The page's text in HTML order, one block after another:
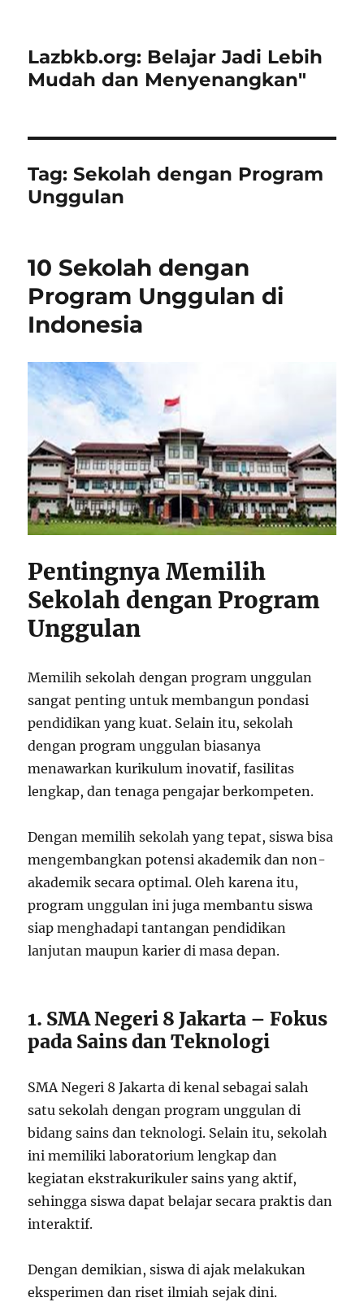
Lazbkb.org: Belajar Jadi Lebih
Mudah dan Menyenangkan"
Tag:Sekolah dengan Program
Unggulan
10 Sekolah dengan
Program Unggulan di
Indonesia
Pentingnya Memilih
Sekolah dengan Program
Unggulan
Memilih sekolah dengan program unggulan
sangat penting untuk membangun pondasi
pendidikan yang kuat. Selain itu, sekolah
dengan program unggulan biasanya
menawarkan kurikulum inovatif, fasilitas
lengkap, dan tenaga pengajar berkompeten.
Dengan memilih sekolah yang tepat, siswa bisa
mengembangkan potensi akademik dan non-
akademik secara optimal. Oleh karena itu,
program unggulan ini juga membantu siswa
siap menghadapi tantangan pendidikan
lanjutan maupun karier di masa depan.
1. SMA Negeri 8 Jakarta – Fokus
pada Sains dan Teknologi
SMA Negeri 8 Jakarta di kenal sebagai salah
satu sekolah dengan program unggulan di
bidang sains dan teknologi. Selain itu, sekolah
ini memiliki laboratorium lengkap dan
kegiatan ekstrakurikuler sains yang aktif,
sehingga siswa dapat belajar secara praktis dan
interaktif.
Dengan demikian, siswa di ajak melakukan
eksperimen dan riset ilmiah sejak dini.